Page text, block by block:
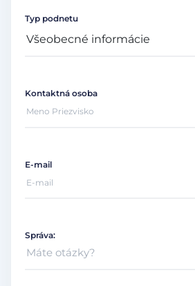
Typ podnetu
Kontaktná osoba
E-mail
Správa: